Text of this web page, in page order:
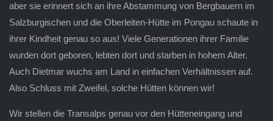
aber sie erinnert sich an ihre Abstammung von Bergbauern im
Salzburgischen und die Oberleiten-Hütte im Pongau schaute in
ihrer Kindheit genau so aus! Viele Generationen ihrer Familie
wurden dort geboren, lebten dort und starben in hohem Alter.
Auch Dietmar wuchs am Land in einfachen Verhältnissen auf.
Also Schluss mit Zweifel, solche Hütten können wir!
Wir stellen die Transalps genau vor den Hütteneingang und